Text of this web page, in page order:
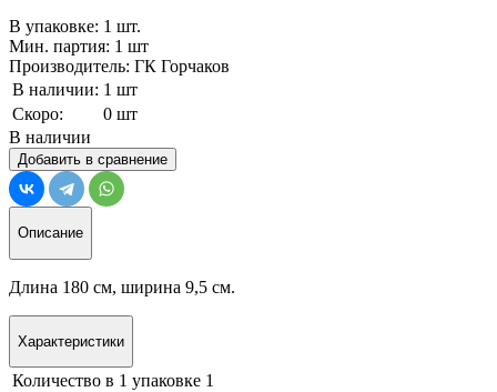
В упаковке: 1 шт.
Мин. партия: 1 шт
Производитель: ГК Горчаков
В наличии: 1 шт
Скоро:
0 шт
В наличии
Добавить в сравнение
Описание
Длина 180 см, ширина 9,5 см.
Характеристики
Количество в 1 упаковке 1